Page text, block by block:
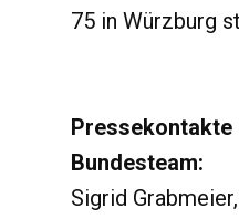
75 in Würzburg
Pressekontakte
Bundesteam:
Sigrid